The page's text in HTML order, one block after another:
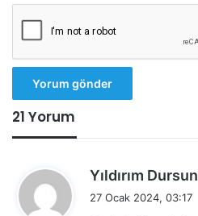
21 Yorum
Yıldırım Dursun
27 Ocak 2024, 03:17